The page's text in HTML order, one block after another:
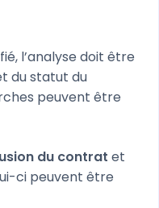
l’analyse doit être
du statut du
peuvent être
du contrat et
ci peuvent être